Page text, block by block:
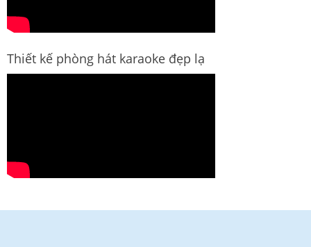
Thiết kế phòng hát karaoke đẹp lạ